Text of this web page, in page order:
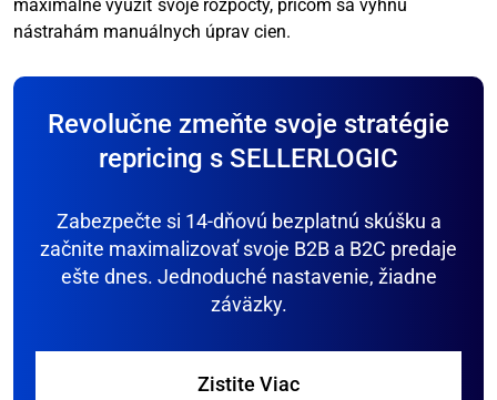
maximálne využiť svoje rozpočty, pričom sa vyhnú
nástrahám manuálnych úprav cien.
Revolučne zmeňte svoje stratégie
repricing s SELLERLOGIC
Zabezpečte si 14-dňovú bezplatnú skúšku a
začnite maximalizovať svoje B2B a B2C predaje
ešte dnes. Jednoduché nastavenie, žiadne
záväzky.
Zistite Viac